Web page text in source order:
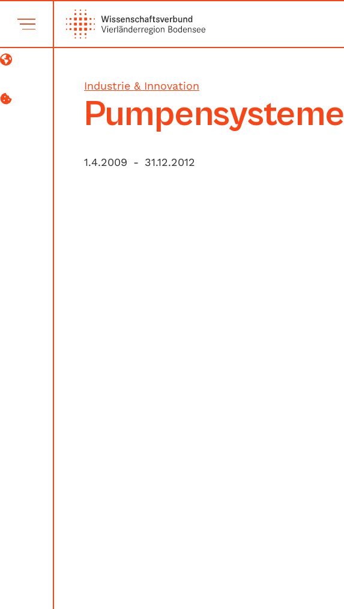
Industrie & Innovation
Pumpensysteme
1.4.2009 - 31.12.2012